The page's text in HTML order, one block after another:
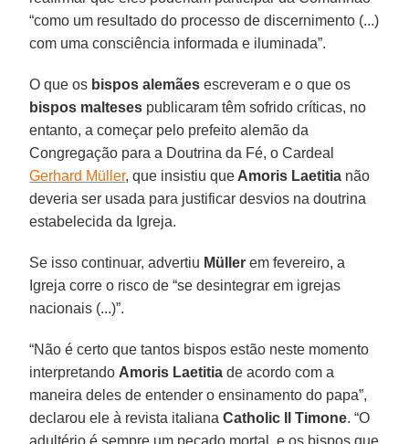
“como um resultado do processo de discernimento (...)
com uma consciência informada e iluminada”.
O que os bispos alemães escreveram e o que os
bispos malteses publicaram têm sofrido críticas, no
entanto, a começar pelo prefeito alemão da
Congregação para a Doutrina da Fé, o Cardeal
Gerhard Müller, que insistiu que Amoris Laetitia não
deveria ser usada para justificar desvios na doutrina
estabelecida da Igreja.
Se isso continuar, advertiu Müller em fevereiro, a
Igreja corre o risco de “se desintegrar em igrejas
nacionais (...)”.
“Não é certo que tantos bispos estão neste momento
interpretando Amoris Laetitia de acordo com a
maneira deles de entender o ensinamento do papa”,
declarou ele à revista italianaCatholic Il Timone. “O
adultério é sempre um pecado mortal, e os bispos que